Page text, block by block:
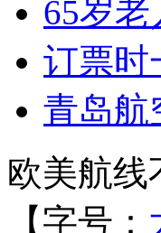
65岁
订票时
青岛航
欧美航线
【字号：